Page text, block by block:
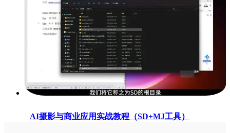
AI摄影与商业应用实战教程（SD+MJ工具）